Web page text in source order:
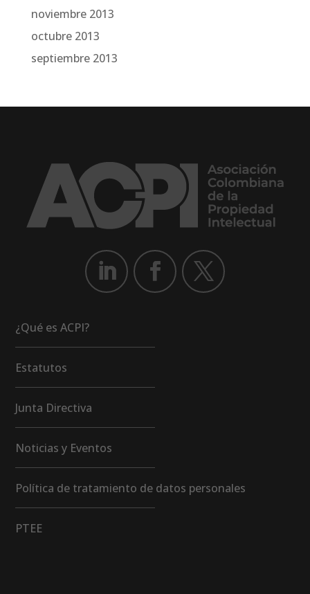
noviembre 2013
octubre 2013
septiembre 2013
¿Qué es ACPI?
Estatutos
Junta Directiva
Noticias y Eventos
Política de tratamiento de datos personales
PTEE